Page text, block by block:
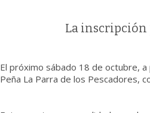
La inscripción
El próximo sábado 18 de octubre,
Peña La Parra de los Pescadores,